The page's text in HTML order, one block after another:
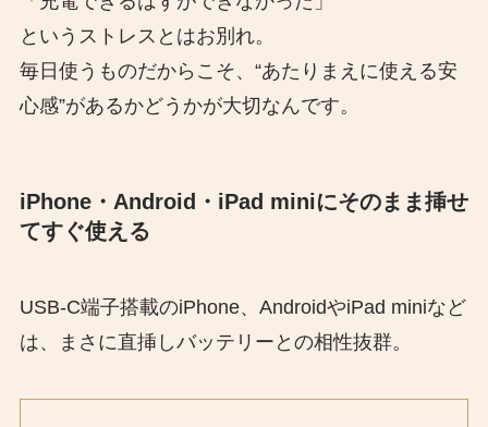
というストレスとはお別れ。
毎日使うものだからこそ、“あたりまえに使える安
心感”があるかどうかが大切なんです。
iPhone・Android・iPad miniにそのまま挿せ
てすぐ使える
USB-C端子搭載のiPhone、AndroidやiPad miniなど
は、まさに直挿しバッテリーとの相性抜群。